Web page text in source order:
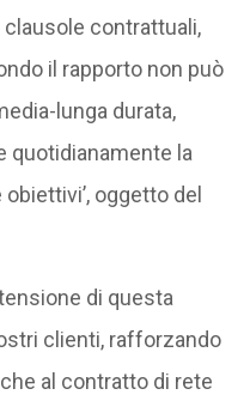
contrattuali,
il rapporto non può
lunga durata,
quotidianamente la
oggetto del
di questa
clienti, rafforzando
al contratto di rete